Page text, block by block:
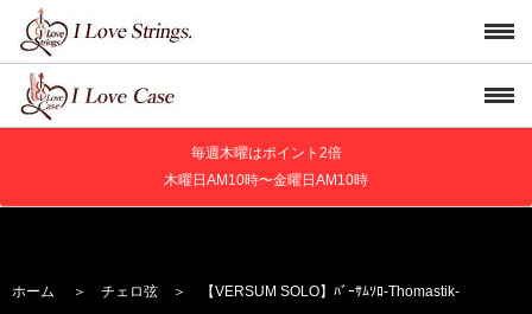
毎週木曜はポイント2倍
木曜日AM10時〜金曜日AM10時
ホーム ＞ チェロ弦 ＞ 【VERSUM SOLO】 ﾊﾞｰｻﾑｿﾛ-Thomastik-